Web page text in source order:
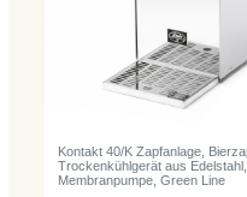
Kontakt 40/K Zapfanlage,
Trockenkühlgerät aus
Membranpumpe, Green Line